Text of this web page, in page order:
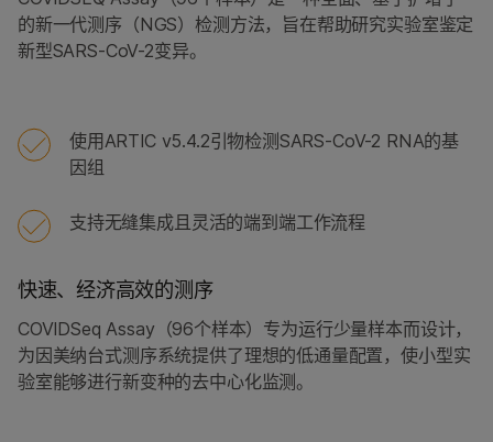
产品组合
的新一代测序（NGS）检测方法，旨在帮助研究实验室鉴定
新型SARS-CoV-2变异。
使用ARTIC v5.4.2引物检测SARS-CoV-2 RNA的基
因组
支持无缝集成且灵活的端到端工作流程
快速、经济高效的测序
COVIDSeq Assay（96个样本）专为运行少量样本而设计，
为因美纳台式测序系统提供了理想的低通量配置，使小型实
验室能够进行新变种的去中心化监测。